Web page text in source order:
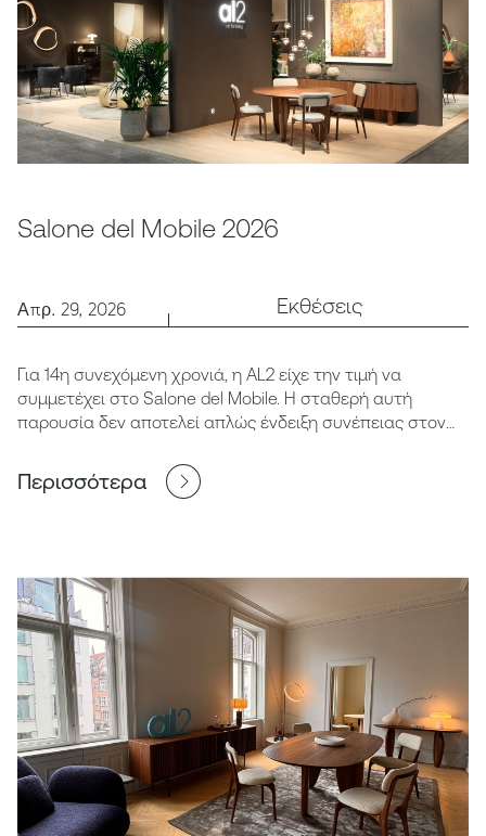
Salone del Mobile 2026
Απρ. 29, 2026 Εκθέσεις
Για 14η συνεχόμενη χρονιά, η AL2 είχε την τιμή να
συμμετέχει στο Salone del Mobile. Η σταθερή αυτή
παρουσία δεν αποτελεί απλώς ένδειξη συνέπειας στον
μας αφοσίωσης στην ποιότητα του design, τη δεξιοτεχνία
και τη συνεχή αναζήτηση της καινοτομίας.
Περισσότερα